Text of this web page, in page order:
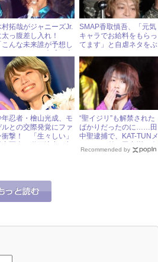
村拓哉がジャニーズJr.
太っ腹差し入れ！
こんな未来誰が予想し
り
SMAP香取慎吾、「元気
キャラでお給料をもらっ
てます」と自虐ネタをぶ
年忍者・檜山光成、モ
ルとの交際発覚にファ
衝撃！ 「生々しい」
“聖イジリ”も解禁された
ばかりだったのに……田
中聖逮捕で、KAT-TUNメ
ンバーと弟・田中樹の今
後は!?
Recommended by